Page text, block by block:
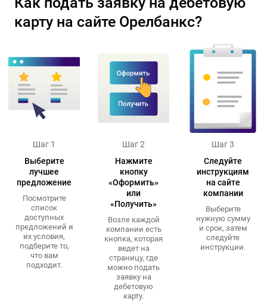
карту на сайте Орелбанкс?
Шаг 1
Выберите
лучшее
предложение
Посмотрите
список
доступных
предложений и
их условия,
подберите то,
что вам
подходит.
Шаг 2
Нажмите
кнопку
«Оформить»
или
«Получить»
Возле каждой
компании есть
кнопка, которая
ведет на
страницу, где
можно подать
заявку на
дебетовую
карту.
Шаг 3
Следуйте
инструкциям
на сайте
компании
Выберите
нужную сумму
и срок, затем
следуйте
инструкции.